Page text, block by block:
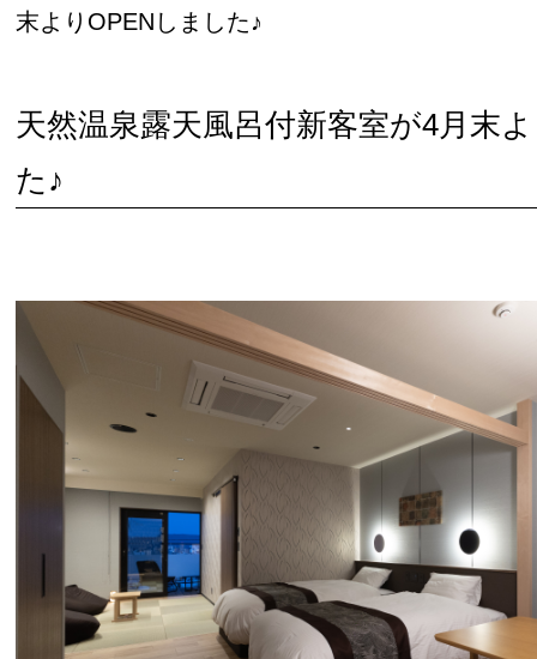
末よりOPENしました♪
天然温泉露天風呂付新客室が4月末
た♪